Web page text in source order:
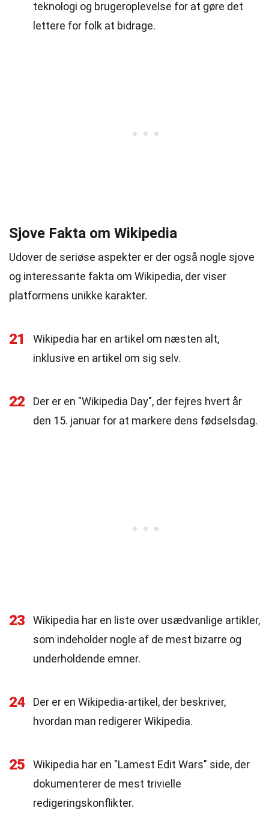
teknologi og brugeroplevelse for at gøre det
lettere for folk at bidrage.
Sjove Fakta om Wikipedia
Udover de seriøse aspekter er der også nogle sjove
og interessante fakta om Wikipedia, der viser
platformens unikke karakter.
21
Wikipedia har en artikel om næsten alt,
inklusive en artikel om sig selv.
22
Der er en "Wikipedia Day", der fejres hvert år
den 15. januar for at markere dens fødselsdag.
23
Wikipedia har en liste over usædvanlige artikler,
som indeholder nogle af de mest bizarre og
underholdende emner.
24
Der er en Wikipedia-artikel, der beskriver,
hvordan man redigerer Wikipedia.
25
Wikipedia har en "Lamest Edit Wars" side, der
dokumenterer de mest trivielle
redigeringskonflikter.